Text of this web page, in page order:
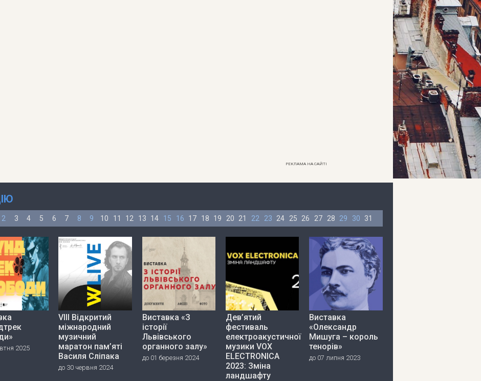
РЕКЛАМА НА САЙТІ
2 3 4 5 6 7 8 9 10 11 12 13 14 15 16 17 18 19 20 21 22 23 24 25 26 27 28 29 30 31
2025
VIII Відкритий
міжнародний
музичний
маратон пам’яті
Василя Сліпака
до 30 червня 2024
Виставка «З
історії
Львівського
органного залу»
до 01 березня 2024
Дев’ятий
фестиваль
електроакустичної
музики VOX
ELECTRONICA
2023: Зміна
ландшафту
Виставка
«Олександр
Мишуга – король
тенорів»
до 07 липня 2023